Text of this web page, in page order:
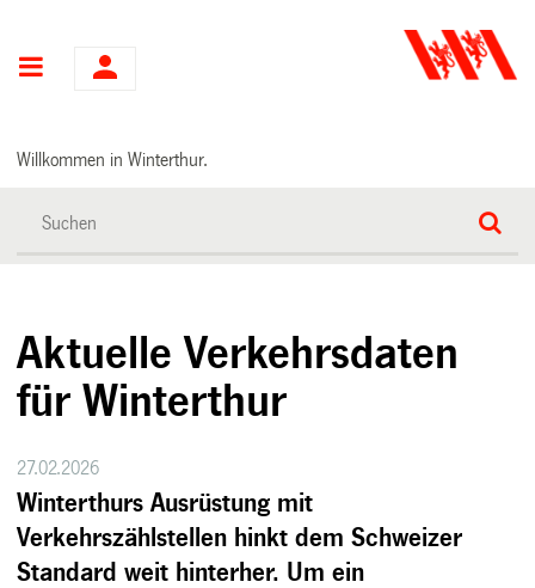
Hauptnavigation
Willkommen in Winterthur.
Aktuelle Verkehrsdaten
für Winterthur
27.02.2026
Winterthurs Ausrüstung mit
Verkehrszählstellen hinkt dem Schweizer
Standard weit hinterher. Um ein